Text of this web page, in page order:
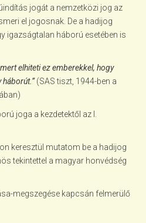
jogát a nemzetközi jog az
el jogosnak. De a hadijog
igazságtalan háború esetében is
elhiteti ez emberekkel, hogy
(SAS tiszt, 1944-ben a
joga a kezdetektől az I.
keresztül mutatom be a hadijog
tekintettel a magyar honvédség
megszegése kapcsán felmerülő